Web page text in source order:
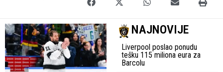
NAJNOVIJE
Liverpool poslao ponudu
tešku 115 miliona eura za
Barcolu